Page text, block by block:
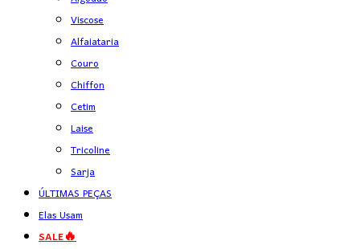
Viscose
Alfaiataria
Couro
Chiffon
Cetim
Laise
Tricoline
Sarja
ÚLTIMAS PEÇAS
Elas Usam
SALE🔥